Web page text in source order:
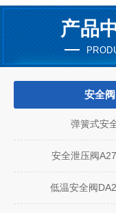
产品
安全阀
弹簧式安
安全泄压阀
低温安全阀